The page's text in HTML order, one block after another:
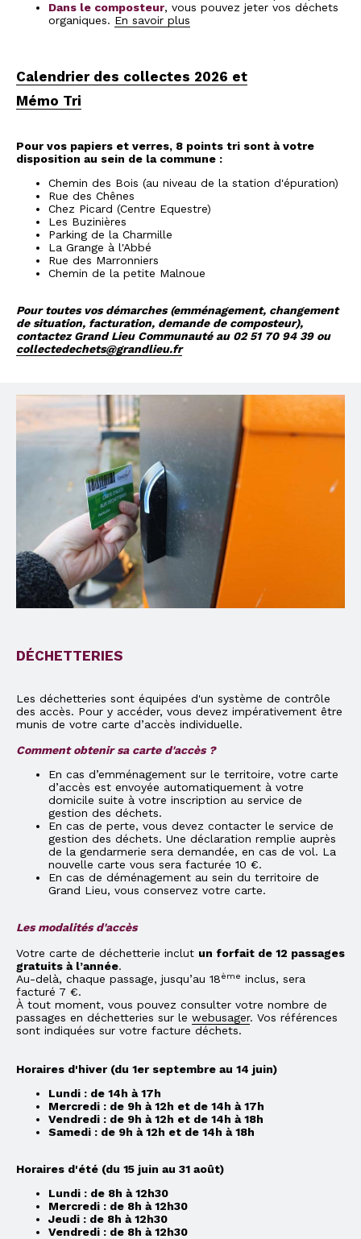
Dans le composteur, vous pouvez jeter vos déchets
organiques. En savoir plus
Calendrier des collectes 2026 et
Mémo Tri
Pour vos papiers et verres, 8 points tri sont à votre
disposition au sein de la commune :
Chemin des Bois (au niveau de la station d'épuration)
Rue des Chênes
Chez Picard (Centre Equestre)
Les Buzinières
Parking de la Charmille
La Grange à l'Abbé
Rue des Marronniers
Chemin de la petite Malnoue
Pour toutes vos démarches (emménagement, changement
de situation, facturation, demande de composteur),
contactez Grand Lieu Communauté au 02 51 70 94 39 ou
collectedechets@grandlieu.fr
DÉCHETTERIES
Les déchetteries sont équipées d'un système de contrôle
des accès. Pour y accéder, vous devez impérativement être
munis de votre carte d’accès individuelle.
Comment obtenir sa carte d'accès ?
En cas d’emménagement sur le territoire, votre carte
d’accès est envoyée automatiquement à votre
domicile suite à votre inscription au service de
gestion des déchets.
En cas de perte, vous devez contacter le service de
gestion des déchets. Une déclaration remplie auprès
de la gendarmerie sera demandée, en cas de vol. La
nouvelle carte vous sera facturée 10 €.
En cas de déménagement au sein du territoire de
Grand Lieu, vous conservez votre carte.
Les modalités d'accès
Votre carte de déchetterie inclut un forfait de 12 passages
gratuits à l’année.
Au-delà, chaque passage, jusqu’au 18ème inclus, sera
facturé 7 €.
À tout moment, vous pouvez consulter votre nombre de
passages en déchetteries sur le webusager. Vos références
sont indiquées sur votre facture déchets.
Horaires d'hiver (du 1er septembre au 14 juin)
Lundi : de 14h à 17h
Mercredi : de 9h à 12h et de 14h à 17h
Vendredi : de 9h à 12h et de 14h à 18h
Samedi : de 9h à 12h et de 14h à 18h
Horaires d'été (du 15 juin au 31 août)
Lundi : de 8h à 12h30
Mercredi : de 8h à 12h30
Jeudi : de 8h à 12h30
Vendredi : de 8h à 12h30